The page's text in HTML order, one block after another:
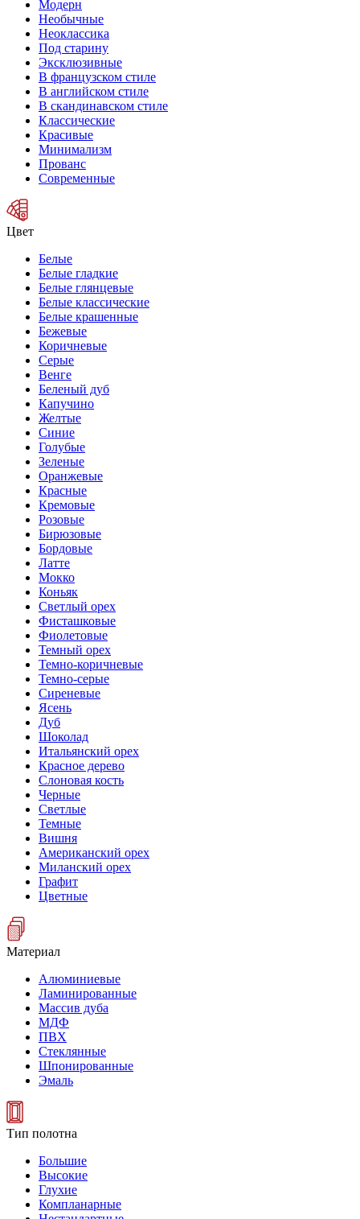
Модерн
Необычные
Неоклассика
Под старину
Эксклюзивные
В французском стиле
В английском стиле
В скандинавском стиле
Классические
Красивые
Минимализм
Прованс
Современные
Цвет
Белые
Белые гладкие
Белые глянцевые
Белые классические
Белые крашенные
Бежевые
Коричневые
Серые
Венге
Беленый дуб
Капучино
Желтые
Синие
Голубые
Зеленые
Оранжевые
Красные
Кремовые
Розовые
Бирюзовые
Бордовые
Латте
Мокко
Коньяк
Светлый орех
Фисташковые
Фиолетовые
Темный орех
Темно-коричневые
Темно-серые
Сиреневые
Ясень
Дуб
Шоколад
Итальянский орех
Красное дерево
Слоновая кость
Черные
Светлые
Темные
Вишня
Американский орех
Миланский орех
Графит
Цветные
Материал
Алюминиевые
Ламинированные
Массив дуба
МДФ
ПВХ
Стеклянные
Шпонированные
Эмаль
Тип полотна
Большие
Высокие
Глухие
Компланарные